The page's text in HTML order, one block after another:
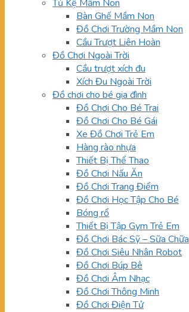
Tủ Kệ Mầm Non
Bàn Ghế Mầm Non
Đồ Chơi Trường Mầm Non
Cầu Trượt Liên Hoàn
Đồ Chơi Ngoài Trời
Cầu trượt xích đu
Xích Đu Ngoài Trời
Đồ chơi cho bé gia đình
Đồ Chơi Cho Bé Trai
Đồ Chơi Cho Bé Gái
Xe Đồ Chơi Trẻ Em
Hàng rào nhựa
Thiết Bị Thể Thao
Đồ Chơi Nấu Ăn
Đồ Chơi Trang Điểm
Đồ Chơi Học Tập Cho Bé
Bóng rổ
Thiết Bị Tập Gym Trẻ Em
Đồ Chơi Bác Sỹ – Sữa Chữa
Đồ Chơi Siêu Nhân Robot
Đồ Chơi Búp Bê
Đồ Chơi Âm Nhạc
Đồ Chơi Thông Minh
Đồ Chơi Điện Tử